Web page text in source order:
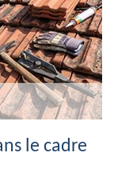
le cadre